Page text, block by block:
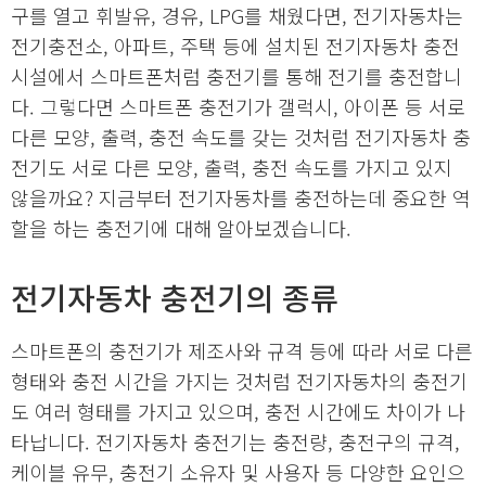
구를 열고 휘발유, 경유, LPG를 채웠다면, 전기자동차는
전기충전소, 아파트, 주택 등에 설치된 전기자동차 충전
시설에서 스마트폰처럼 충전기를 통해 전기를 충전합니
다. 그렇다면 스마트폰 충전기가 갤럭시, 아이폰 등 서로
다른 모양, 출력, 충전 속도를 갖는 것처럼 전기자동차 충
전기도 서로 다른 모양, 출력, 충전 속도를 가지고 있지
않을까요? 지금부터 전기자동차를 충전하는데 중요한 역
할을 하는 충전기에 대해 알아보겠습니다.
전기자동차 충전기의 종류
스마트폰의 충전기가 제조사와 규격 등에 따라 서로 다른
형태와 충전 시간을 가지는 것처럼 전기자동차의 충전기
도 여러 형태를 가지고 있으며, 충전 시간에도 차이가 나
타납니다. 전기자동차 충전기는 충전량, 충전구의 규격,
케이블 유무, 충전기 소유자 및 사용자 등 다양한 요인으